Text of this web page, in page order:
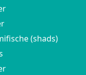
(shads)